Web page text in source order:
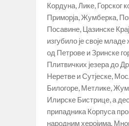
Кордуна, Лике, Горског
Приморја, Жумберка,
Посавине, Цазинске
изгубило је своје младе
од Петрове и Зринске
Плитвичких језера до
Неретве и Сутјеске,
Билогоре, Метлике,
Илирске Бистрице, а
припадника Корпуса
народним херојима.